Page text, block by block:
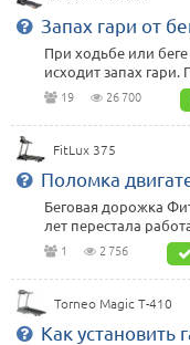
Запах гари от
При ходьбе или
исходит запах
19 26 700
FitLux 375
Поломка
Беговая дорожка
лет перестала
1 2 756
Torneo Magic T-410
Как установить